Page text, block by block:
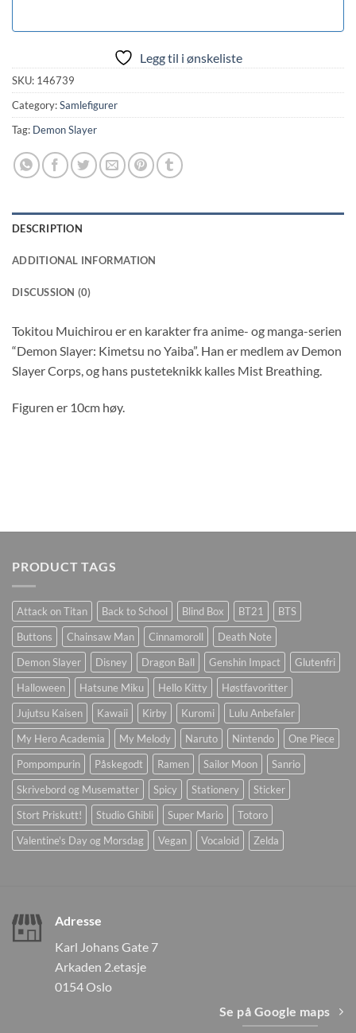
Legg til i ønskeliste
SKU: 146739
Category:Samlefigurer
Tag: Demon Slayer
DESCRIPTION
ADDITIONAL INFORMATION
DISCUSSION (0)
Tokitou Muichirou er en karakter fra anime- og manga-serien
“Demon Slayer: Kimetsu no Yaiba”. Han er medlem av Demon
Slayer Corps, og hans pusteteknikk kalles Mist Breathing.
Figuren er 10cm høy.
PRODUCT TAGS
Attack on Titan Back to School Blind Box BT21
BTS
Buttons
Chainsaw Man Cinnamoroll
Death Note
Demon Slayer
Disney Dragon Ball Genshin Impact
Glutenfri
Halloween
Hatsune Miku Hello Kitty
Høstfavoritter
Jujutsu Kaisen
Kawaii Kirby Kuromi
Lulu Anbefaler
My Hero Academia
My Melody Naruto Nintendo
One Piece
Pompompurin
Påskegodt Ramen Sailor Moon
Sanrio
Skrivebord og Musematter
Spicy Stationery
Sticker
Stort Priskutt!
Studio Ghibli Super Mario
Totoro
Valentine's Day og Morsdag
Vegan Vocaloid Zelda
Adresse
Karl Johans Gate 7
Arkaden 2.etasje
0154 Oslo
Se på Google maps